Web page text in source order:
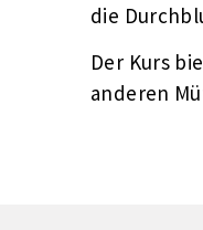
die
Der Kurs
anderen